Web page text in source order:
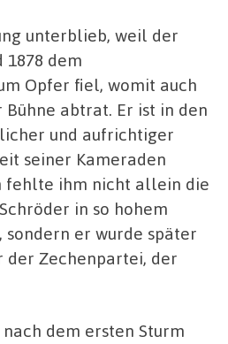
unterblieb, weil der
1878 dem
Opfer fiel, womit auch
Bühne abtrat. Er ist in den
und aufrichtiger
seiner Kameraden
fehlte ihm nicht allein die
in so hohem
sondern er wurde später
der Zechenpartei, der
dem ersten Sturm